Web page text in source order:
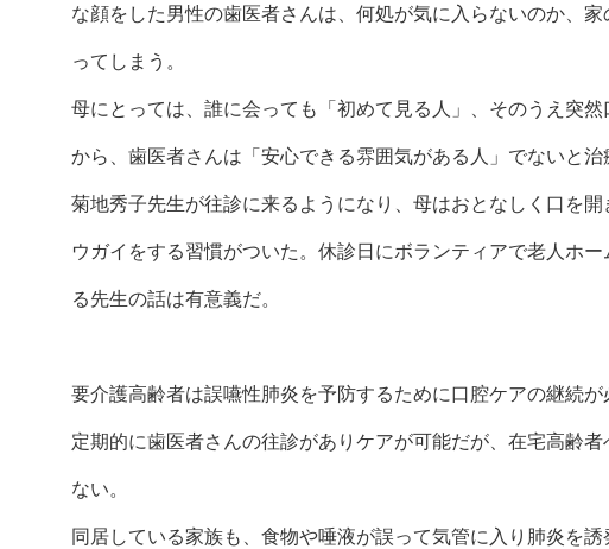
な顔をした男性の歯医者さんは、何処が気に入らないのか、
ってしまう。
母にとっては、誰に会っても「初めて見る人」、そのうえ突
から、歯医者さんは「安心できる雰囲気がある人」でないと治
菊地秀子先生が往診に来るようになり、母はおとなしく口を開
ウガイをする習慣がついた。休診日にボランティアで老人ホ
る先生の話は有意義だ。
要介護高齢者は誤嚥性肺炎を予防するために口腔ケアの継続
定期的に歯医者さんの往診がありケアが可能だが、在宅高齢
ない。
同居している家族も、食物や唾液が誤って気管に入り肺炎を